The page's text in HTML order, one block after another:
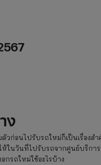
ง
ก่อนไปรับรถใหม่ก็เป็นเรื่องส
ให้ในวันที่ไปรับรถจากศูนย์บริ
รถใหม่ใช้อะไรบ้าง